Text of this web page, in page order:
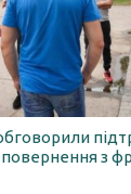
повернення з